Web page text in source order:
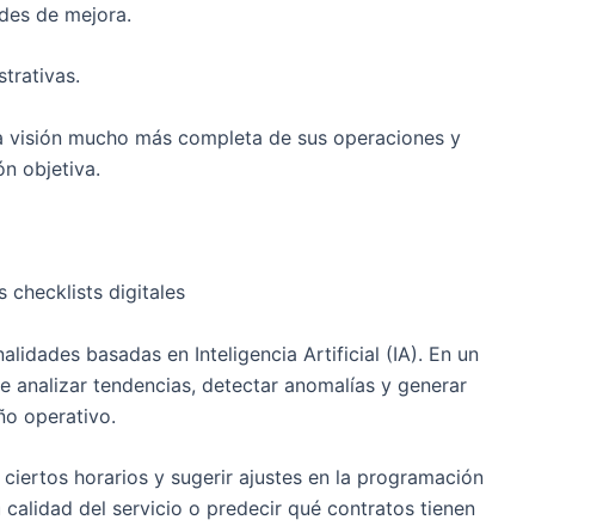
de mejora.
mucho más completa de sus operaciones y
objetiva.
checklists digitales
basadas en Inteligencia Artificial (IA). En un
tendencias, detectar anomalías y generar
operativo.
horarios y sugerir ajustes en la programación
del servicio o predecir qué contratos tienen